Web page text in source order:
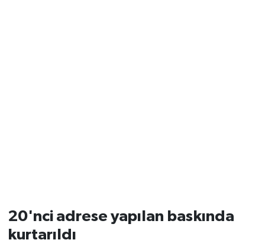
20'nci adrese yapılan baskında
kurtarıldı